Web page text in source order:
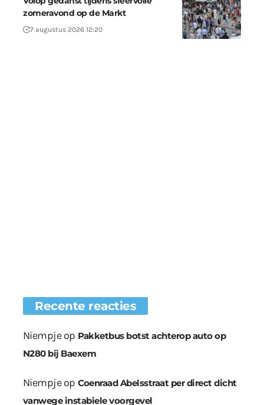
zomeravond op de Markt
7 augustus 2026 12:20
Recente reacties
Niempjeop Pakketbus botst achterop auto op
N280 bij Baexem
Niempjeop Coenraad Abelsstraat per direct dicht
vanwege instabiele voorgevel